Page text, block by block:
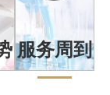
服务周到